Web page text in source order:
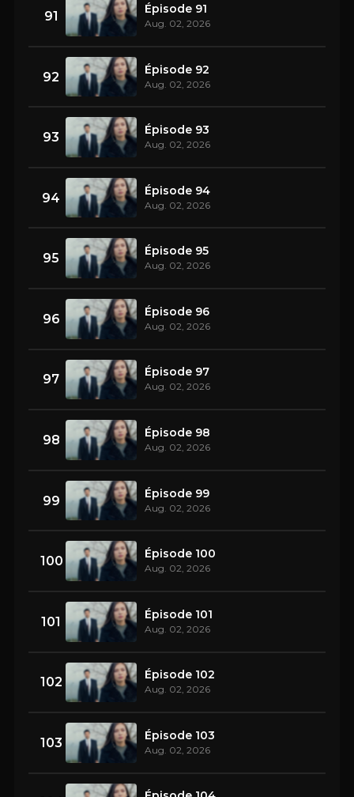
91 Épisode 91
Aug. 02, 2026
92 Épisode 92
Aug. 02, 2026
93 Épisode 93
Aug. 02, 2026
94 Épisode 94
Aug. 02, 2026
95 Épisode 95
Aug. 02, 2026
96 Épisode 96
Aug. 02, 2026
97 Épisode 97
Aug. 02, 2026
98 Épisode 98
Aug. 02, 2026
99 Épisode 99
Aug. 02, 2026
100 Épisode 100
Aug. 02, 2026
101 Épisode 101
Aug. 02, 2026
102 Épisode 102
Aug. 02, 2026
103 Épisode 103
Aug. 02, 2026